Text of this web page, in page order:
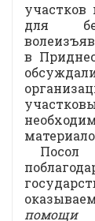
для
в
помощи